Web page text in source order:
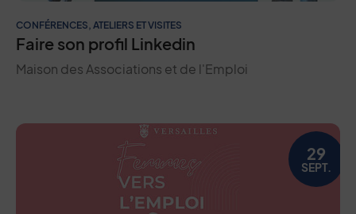
CONFÉRENCES, ATELIERS ET VISITES
Faire son profil Linkedin
Maison des Associations et de l'Emploi
29
SEPT.